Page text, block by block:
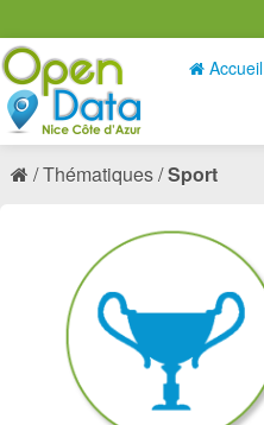
Accueil
Thématiques Sport